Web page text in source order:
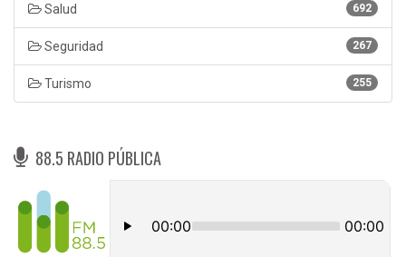
692
Salud
267
Seguridad
255
Turismo
88.5 RADIO PÚBLICA